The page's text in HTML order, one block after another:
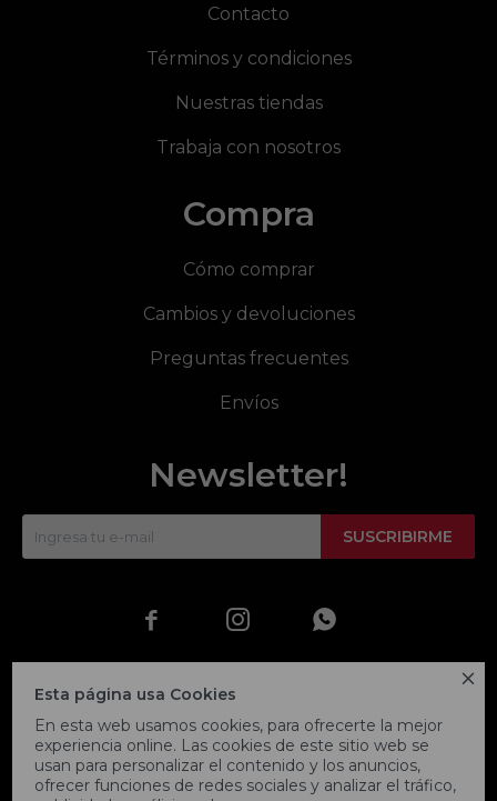

Esta página usa Cookies
En esta web usamos cookies, para ofrecerte la mejor
experiencia online. Las cookies de este sitio web se
usan para personalizar el contenido y los anuncios,
ofrecer funciones de redes sociales y analizar el tráfico,
Contacto
Términos y condiciones
Nuestras tiendas
Trabaja con nosotros
Compra
Cómo comprar
Cambios y devoluciones
Preguntas frecuentes
Envíos
Newsletter!
SUSCRIBIRME
  